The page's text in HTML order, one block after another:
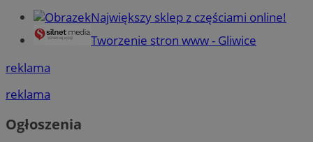
Największy sklep z częściami online!
Tworzenie stron www - Gliwice
reklama
reklama
Ogłoszenia